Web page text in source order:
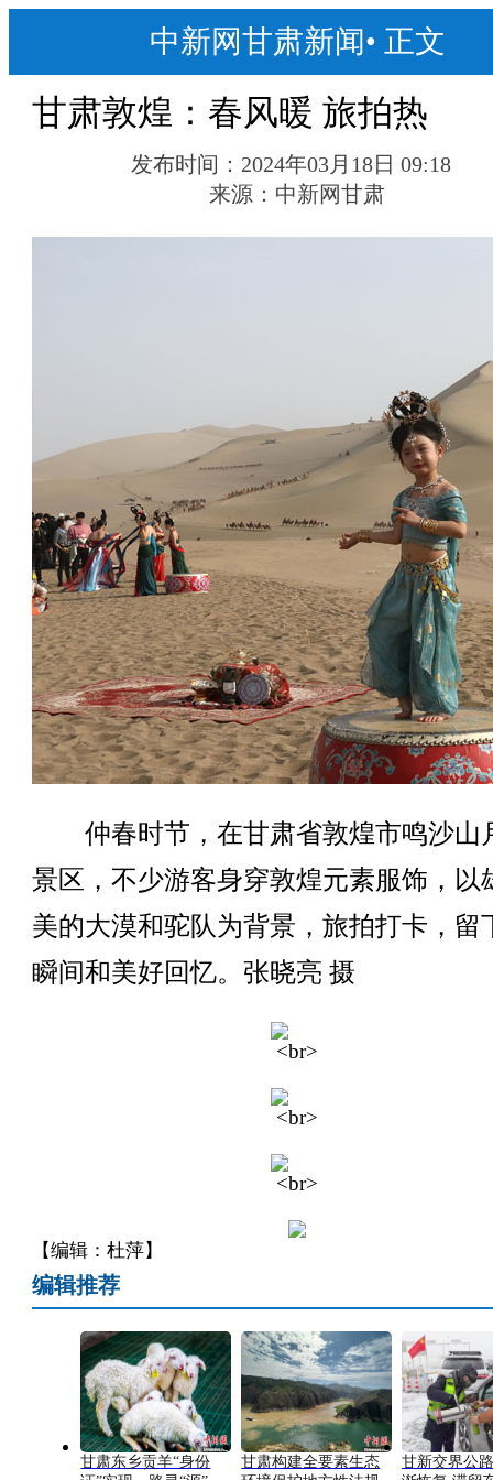
中新网甘肃新闻• 正文
甘肃敦煌：春风暖 旅拍热
发布时间： 2024年03月18日 09:18
来源： 中新网甘肃
仲春时节，在甘肃省敦煌市鸣沙山
景区，不少游客身穿敦煌元素服饰，以
美的大漠和驼队为背景，旅拍打卡，留
瞬间和美好回忆。张晓亮 摄
【编辑：杜萍】
编辑推荐
甘肃东乡贡羊“身份
甘肃构建全要素生态
甘新交界公